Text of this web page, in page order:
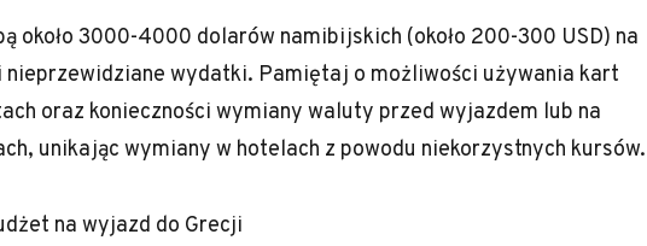
około 3000-4000 dolarów namibijskich (około 200-300 USD) na
wydatki. Pamiętaj o możliwości używania kart
oraz konieczności wymiany waluty przed wyjazdem lub na
unikając wymiany w hotelach z powodu niekorzystnych kursów.
na wyjazd do Grecji